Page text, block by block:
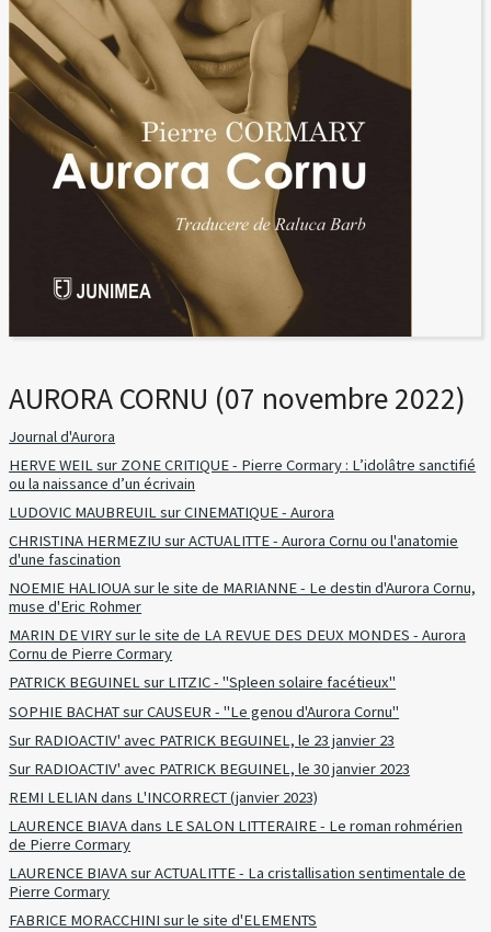
AURORA CORNU (07 novembre 2022)
Journal d'Aurora
HERVE WEIL sur ZONE CRITIQUE - Pierre Cormary : L’idolâtre sanctifié
ou la naissance d’un écrivain
LUDOVIC MAUBREUIL sur CINEMATIQUE - Aurora
CHRISTINA HERMEZIU sur ACTUALITTE - Aurora Cornu ou l'anatomie
d'une fascination
NOEMIE HALIOUA sur le site de MARIANNE - Le destin d'Aurora Cornu,
muse d'Eric Rohmer
MARIN DE VIRY sur le site de LA REVUE DES DEUX MONDES - Aurora
Cornu de Pierre Cormary
PATRICK BEGUINEL sur LITZIC - "Spleen solaire facétieux"
SOPHIE BACHAT sur CAUSEUR - "Le genou d'Aurora Cornu"
Sur RADIOACTIV' avec PATRICK BEGUINEL, le 23 janvier 23
Sur RADIOACTIV' avec PATRICK BEGUINEL, le 30 janvier 2023
REMI LELIAN dans L'INCORRECT (janvier 2023)
LAURENCE BIAVA dans LE SALON LITTERAIRE - Le roman rohmérien
de Pierre Cormary
LAURENCE BIAVA sur ACTUALITTE - La cristallisation sentimentale de
Pierre Cormary
FABRICE MORACCHINI sur le site d'ELEMENTS